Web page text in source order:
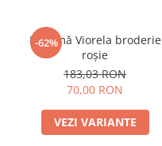
-62%
Ie damă Viorela broderie
roșie
183,03 RON
70,00 RON
VEZI VARIANTE